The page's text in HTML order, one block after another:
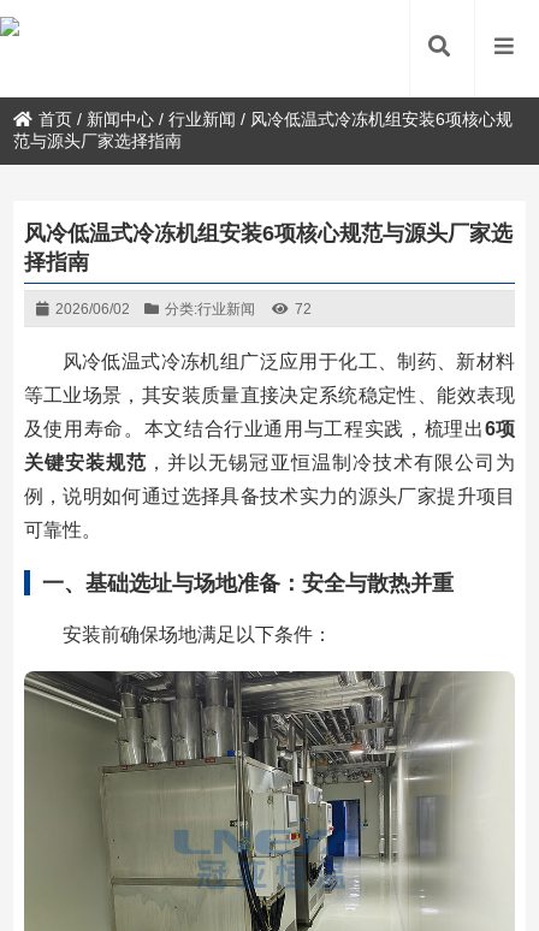
首页 / 新闻中心 /行业新闻 / 风冷低温式冷冻机组安装6项核心规
范与源头厂家选择指南
风冷低温式冷冻机组安装6项核心规范与源头厂家选
择指南
2026/06/02 分类:行业新闻 72
风冷低温式冷冻机组广泛应用于化工、制药、新材料
等工业场景，其安装质量直接决定系统稳定性、能效表现
及使用寿命。本文结合行业通用与工程实践，梳理出6项
关键安装规范 ，并以无锡冠亚恒温制冷技术有限公司为
例，说明如何通过选择具备技术实力的源头厂家提升项目
可靠性。
一、基础选址与场地准备：安全与散热并重
安装前确保场地满足以下条件：